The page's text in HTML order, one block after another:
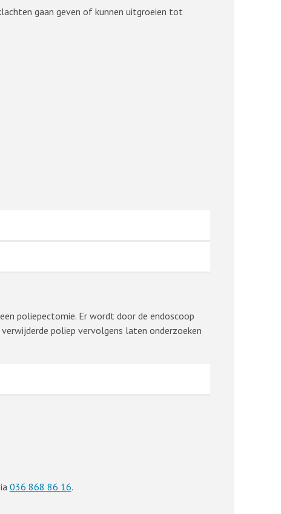
gaan geven of kunnen uitgroeien tot
poliepectomie. Er wordt door de endoscoop
poliep vervolgens laten onderzoeken
036 868 86 16.